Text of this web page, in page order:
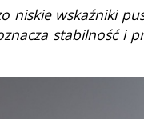
wskaźniki
stabilność i